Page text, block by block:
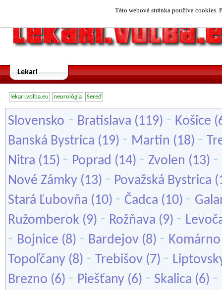
Táto webová stránka používa cookies.
Lekari
lekari.volba.eu neurológia Sereď
Slovensko - Bratislava (119) - Košice
Banská Bystrica (19) - Martin (18) -
Nitra (15) - Poprad (14) - Zvolen (13) -
Nové Zámky (13) - Považská Bystrica
Stará Ľubovňa (10) - Čadca (10) -
Ružomberok (9) - Rožňava (9) -
- Bojnice (8) - Bardejov (8) - Komárno
Topoľčany (8) - Trebišov (7) -
Brezno (6) - Piešťany (6) - Skalica (6) -